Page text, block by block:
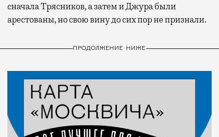
сначала Трясников, а затем и Джура были
арестованы, но свою вину до сих пор не признали.
ПРОДОЛЖЕНИЕ НИЖЕ